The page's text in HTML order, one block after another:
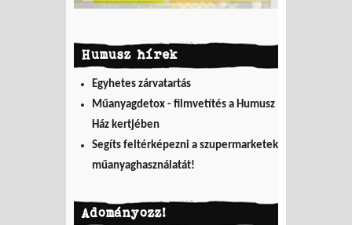
Humusz hírek
Egyhetes zárvatartás
Műanyagdetox - filmvetítés a Humusz
Ház kertjében
Segíts feltérképezni a szupermarketek
műanyaghasználatát!
Adományozz!